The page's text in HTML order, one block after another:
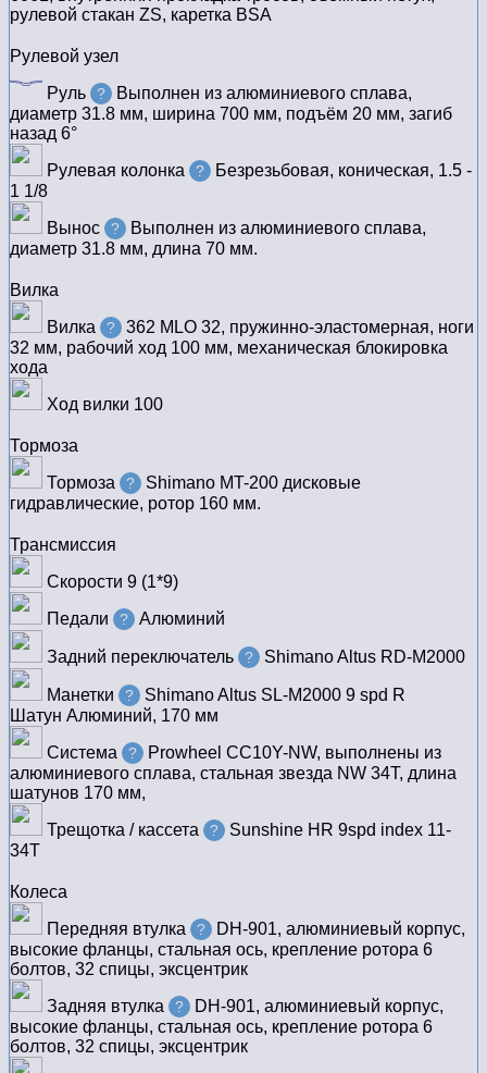
рулевой стакан ZS, каретка BSA
Рулевой узел
Руль
?
Выполнен из алюминиевого сплава,
диаметр 31.8 мм, ширина 700 мм, подъём 20 мм, загиб
назад 6°
Рулевая колонка
?
Безрезьбовая, коническая, 1.5 -
1 1/8
Вынос
?
Выполнен из алюминиевого сплава,
диаметр 31.8 мм, длина 70 мм.
Вилка
Вилка
?
362 MLO 32, пружинно-эластомерная, ноги
32 мм, рабочий ход 100 мм, механическая блокировка
хода
Ход вилки 100
Тормоза
Тормоза
?
Shimano MT-200 дисковые
гидравлические, ротор 160 мм.
Трансмиссия
Скорости 9 (1*9)
Педали
? Алюминий
Задний переключатель ? Shimano Altus RD-M2000
Манетки ?
Shimano Altus SL-M2000 9 spd R
Шатун Алюминий, 170 мм
Система
?
Prowheel CC10Y-NW, выполнены из
алюминиевого сплава, стальная звезда NW 34T, длина
шатунов 170 мм,
Трещотка / кассета
?
Sunshine HR 9spd index 11-
34T
Колеса
Передняя втулка
?
DH-901, алюминиевый корпус,
высокие фланцы, стальная ось, крепление ротора 6
болтов, 32 спицы, эксцентрик
Задняя втулка
?
DH-901, алюминиевый корпус,
высокие фланцы, стальная ось, крепление ротора 6
болтов, 32 спицы, эксцентрик